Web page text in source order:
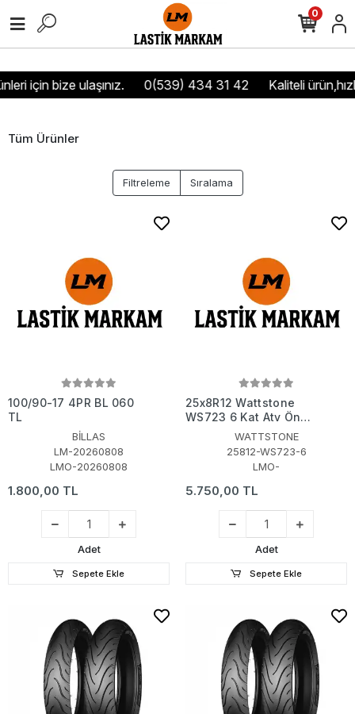
için bize ulaşınız. 0(539) 434 31 42 Kaliteli
0
Tüm Ürünler
Filtreleme Sıralama
100/90-17 4PR BL 060
TL
BİLLAS
LM-20260808
LMO-20260808
1.800,00 TL
Adet
Sepete Ekle
25x8R12 Wattstone
WS723 6 Kat Atv Ön
WATTSTONE
25812-WS723-6
LMO-
5.750,00 TL
Adet
Sepete Ekle